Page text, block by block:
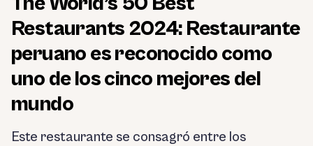
Restaurants 2024: Restaurante
peruano es reconocido como
uno de los cinco mejores del
mundo
Este restaurante se consagró entre los